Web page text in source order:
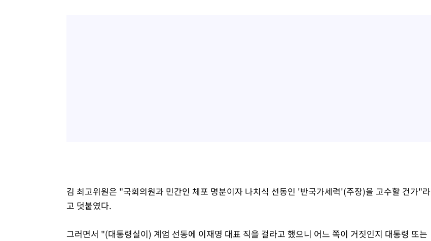
김 최고위원은 "국회의원과 민간인 체포 명분이자 나치식 선동인 '반국가세력'(주장)을 고수할 건가"라
고 덧붙였다.
그러면서 "(대통령실이) 계엄 선동에 이재명 대표 직을 걸라고 했으니 어느 쪽이 거짓인지 대통령 또는